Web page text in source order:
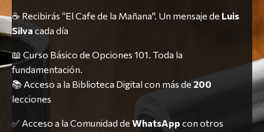
☕ Recibirás “El Cafe de la Mañana". Un mensaje de Luis
Silva cada día
📖 Curso Básico de Opciones 101. Toda la
fundamentación.
📚 Acceso a la Biblioteca Digital con más de 200
lecciones
✅ Acceso a la Comunidad de WhatsApp con otros